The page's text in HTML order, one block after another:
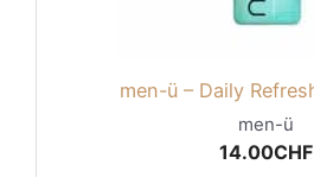
men-ü – Daily
men-ü
14.00CHF